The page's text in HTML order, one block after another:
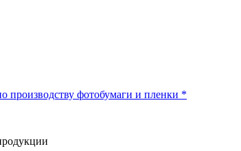
производству фотобумаги и пленки *